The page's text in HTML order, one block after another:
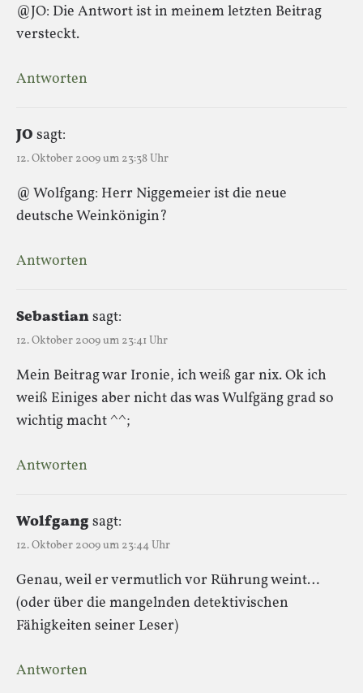
@JO: Die Antwort ist in meinem letzten Beitrag
versteckt.
Antworten
JO sagt:
12. Oktober 2009 um 23:38 Uhr
@ Wolfgang: Herr Niggemeier ist die neue
deutsche Weinkönigin?
Antworten
Sebastiansagt:
12. Oktober 2009 um 23:41 Uhr
Mein Beitrag war Ironie, ich weiß gar nix. Ok ich
weiß Einiges aber nicht das was Wulfgäng grad so
wichtig macht ^^;
Antworten
Wolfgangsagt:
12. Oktober 2009 um 23:44 Uhr
Genau, weil er vermutlich vor Rührung weint…
(oder über die mangelnden detektivischen
Fähigkeiten seiner Leser)
Antworten